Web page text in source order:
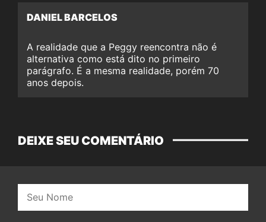
DANIEL BARCELOS
A realidade que a Peggy reencontra não é
alternativa como está dito no primeiro
parágrafo. É a mesma realidade, porém 70
anos depois.
DEIXE SEU COMENTÁRIO